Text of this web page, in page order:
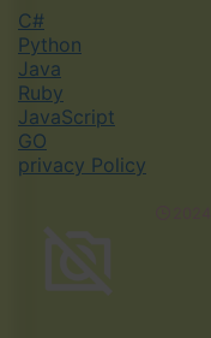
C#
Python
Java
Ruby
JavaScript
GO
privacy Policy